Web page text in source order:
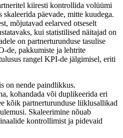
kiiresti kontrollida volüümi
päevade, mitte kuudega.
mõjutavad eelarved otseselt
kui statistilised näitajad on
on partnerturunduse tasulise
de, pakkumiste ja lehtrite
rangel KPI-de jälgimisel, eriti
on nende paindlikkus.
kohandada või duplikeerida eri
kõik partnerturunduse liiklusallikad
Skaleerimine nõuab
kontrollimist ja pidevaid